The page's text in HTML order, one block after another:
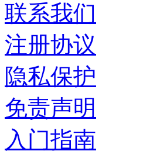
联系我们
注册协议
隐私保护
免责声明
入门指南